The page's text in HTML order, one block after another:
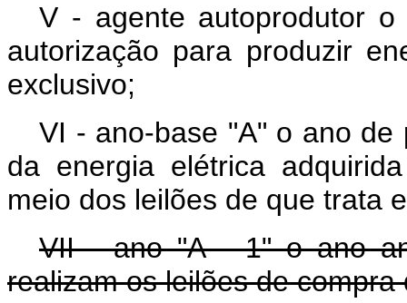
V - agente autoprodutor
autorização para produzir
exclusivo;
VI - ano-base "A" o ano
da energia elétrica
meio dos leilões de que trata
VII - ano "A - 1" o ano
realizam os leilões de